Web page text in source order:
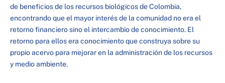
de beneficios de los recursos biológicos de Colombia,
encontrando que el mayor interés de la comunidad no era el
retorno financiero sino el intercambio de conocimiento. El
retorno para ellos era conocimiento que construya sobre su
propio acervo para mejorar en la administración de los recursos
y medio ambiente.